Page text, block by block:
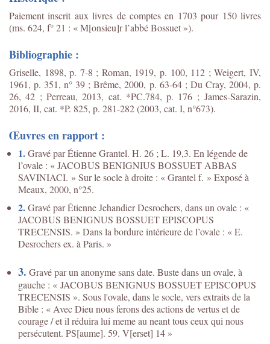
Paiement inscrit aux livres de comptes en 1703 pour 150 livres
(ms. 624, f° 21 : « M[onsieu]r l’abbé Bossuet »).
Bibliographie :
Griselle, 1898, p. 7-8 ; Roman, 1919, p. 100, 112 ; Weigert, IV,
1961, p. 351, n° 39 ; Brême, 2000, p. 63-64 ; Du Cray, 2004, p.
26, 42 ; Perreau, 2013, cat. *PC.784, p. 176 ; James-Sarazin,
2016, II, cat. *P. 825, p. 281-282 (2003, cat. I, n°673).
Œuvres en rapport :
1.Gravé par Étienne Grantel. H. 26 ; L. 19,3. En légende de
l’ovale : « JACOBUS BENIGNIUS BOSSUET ABBAS
SAVINIACI. » Sur le socle à droite : « Grantel f. » Exposé à
Meaux, 2000, n°25.
2.Gravé par Étienne Jehandier Desrochers, dans un ovale : «
JACOBUS BENIGNUS BOSSUET EPISCOPUS
TRECENSIS. » Dans la bordure intérieure de l’ovale : « E.
Desrochers ex. à Paris. »
3. Gravé par un anonyme sans date. Buste dans un ovale, à
gauche : « JACOBUS BENIGNUS BOSSUET EPISCOPUS
TRECENSIS ». Sous l'ovale, dans le socle, vers extraits de la
Bible : « Avec Dieu nous ferons des actions de vertus et de
courage / et il réduira lui meme au neant tous ceux qui nous
persécutent. PS[aume]. 59. V[erset] 14 »